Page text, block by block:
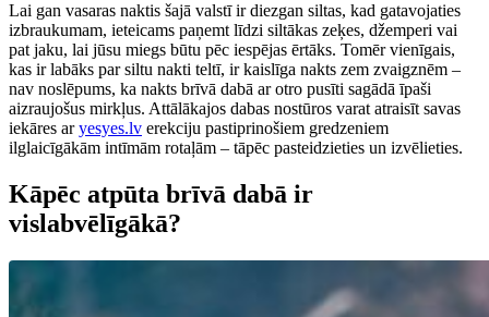
Lai gan vasaras naktis šajā valstī ir diezgan siltas, kad gatavojaties
izbraukumam, ieteicams paņemt līdzi siltākas zeķes, džemperi vai
pat jaku, lai jūsu miegs būtu pēc iespējas ērtāks. Tomēr vienīgais,
kas ir labāks par siltu nakti teltī, ir kaislīga nakts zem zvaigznēm –
nav noslēpums, ka nakts brīvā dabā ar otro pusīti sagādā īpaši
aizraujošus mirkļus. Attālākajos dabas nostūros varat atraisīt savas
iekāres aryesyes.lv erekciju pastiprinošiem gredzeniem
ilglaicīgākām intīmām rotaļām – tāpēc pasteidzieties un izvēlieties.
Kāpēc atpūta brīvā dabā ir
vislabvēlīgākā?